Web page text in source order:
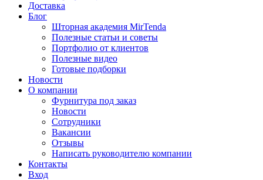
Доставка
Блог
Шторная академия MirTenda
Полезные статьи и советы
Портфолио от клиентов
Полезные видео
Готовые подборки
Новости
О компании
Фурнитура под заказ
Новости
Сотрудники
Вакансии
Отзывы
Написать руководителю компании
Контакты
Вход